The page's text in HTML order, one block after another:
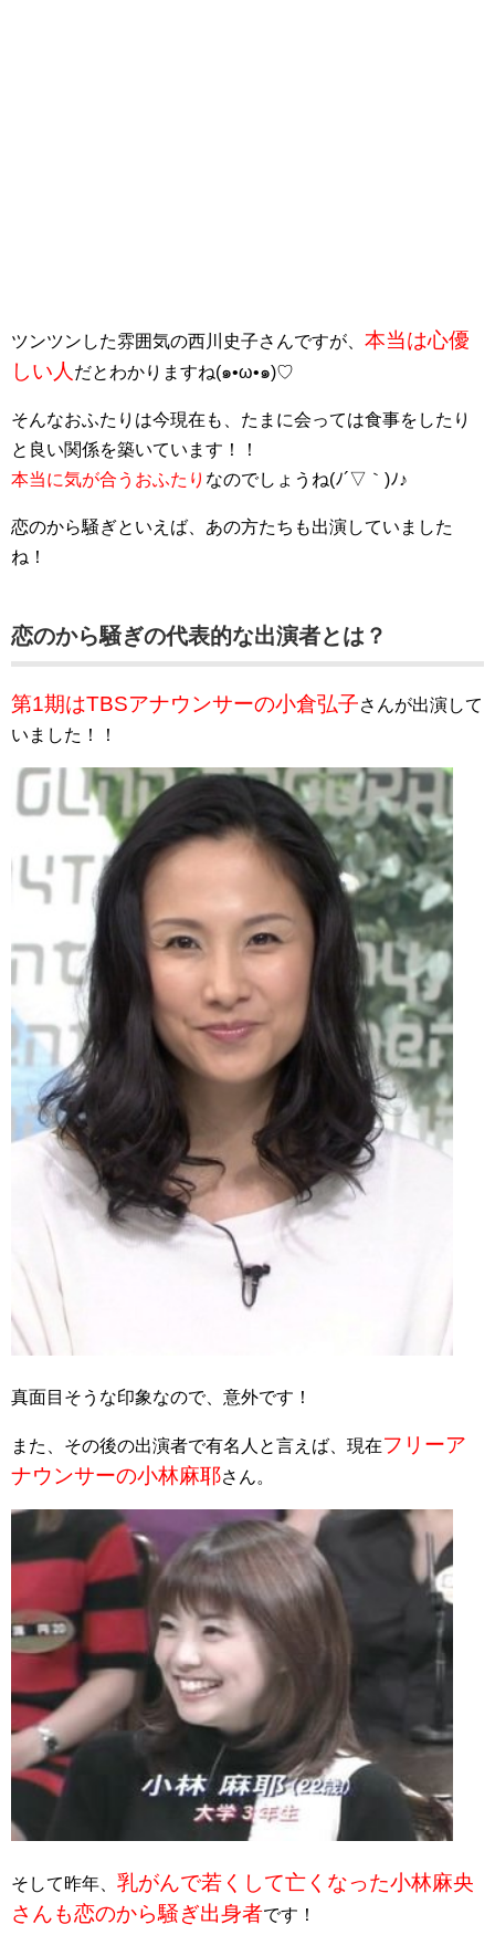
ツンツンした雰囲気の西川史子さんですが、 本当は心優
しい人 だとわかりますね(๑•ω•๑)♡
そんなおふたりは今現在も、たまに会っては食事をしたり
と良い関係を築いています！！
本当に気が合うおふたり なのでしょうね(ﾉ´▽｀)ﾉ♪
恋のから騒ぎといえば、あの方たちも出演していました
ね！
恋のから騒ぎの代表的な出演者とは？
第1期はTBSアナウンサーの小倉弘子さんが出演して
いました！！
真面目そうな印象なので、意外です！
また、その後の出演者で有名人と言えば、現在フリーア
ナウンサーの小林麻耶さん。
そして昨年、 乳がんで若くして亡くなった小林麻央
さんも恋のから騒ぎ出身者です！